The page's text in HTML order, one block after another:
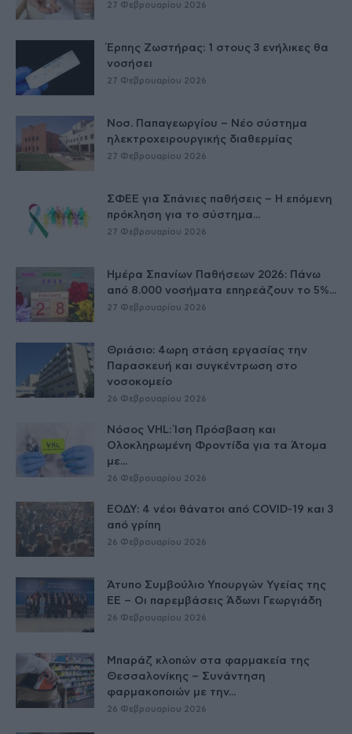
27 Φεβρουαρίου 2026
Έρπης Ζωστήρας: 1 στους 3 ενήλικες θα
νοσήσει
27 Φεβρουαρίου 2026
Νοσ. Παπαγεωργίου – Νέο σύστημα
ηλεκτροχειρουργικής διαθερμίας
27 Φεβρουαρίου 2026
ΣΦΕΕ για Σπάνιες παθήσεις – Η επόμενη
πρόκληση για το σύστημα...
27 Φεβρουαρίου 2026
Ημέρα Σπανίων Παθήσεων 2026: Πάνω
από 8.000 νοσήματα επηρεάζουν το 5%...
27 Φεβρουαρίου 2026
Θριάσιο: 4ωρη στάση εργασίας την
Παρασκευή και συγκέντρωση στο
νοσοκομείο
26 Φεβρουαρίου 2026
Νόσος VHL: Ίση Πρόσβαση και
Ολοκληρωμένη Φροντίδα για τα Άτομα
με...
26 Φεβρουαρίου 2026
ΕΟΔΥ: 4 νέοι θάνατοι από COVID-19 και 3
από γρίπη
26 Φεβρουαρίου 2026
Άτυπο Συμβούλιο Υπουργών Υγείας της
ΕE – Οι παρεμβάσεις Άδωνι Γεωργιάδη
26 Φεβρουαρίου 2026
Μπαράζ κλοπών στα φαρμακεία της
Θεσσαλονίκης – Συνάντηση
φαρμακοποιών με την...
26 Φεβρουαρίου 2026